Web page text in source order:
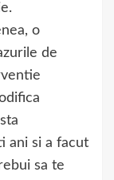
o
de
ani si a facut
sa te